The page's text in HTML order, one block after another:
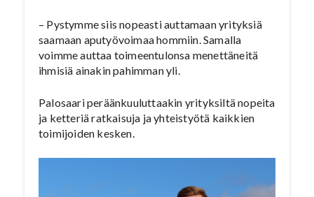
– Pystymme siis nopeasti auttamaan yrityksiä
saamaan aputyövoimaa hommiin. Samalla
voimme auttaa toimeentulonsa menettäneitä
ihmisiä ainakin pahimman yli.
Palosaari peräänkuuluttaakin yrityksiltä nopeita
ja ketteriä ratkaisuja ja yhteistyötä kaikkien
toimijoiden kesken.